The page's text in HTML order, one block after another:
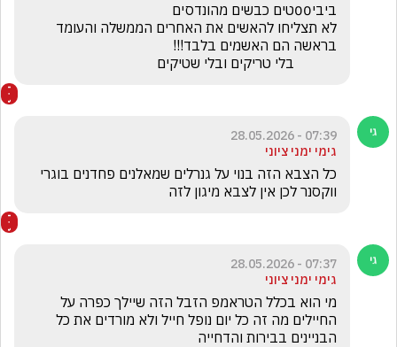
07:39 - 28.05.2026
גימי ימני ציוני
ווקסנר לכן אין לצבא מיגון לזה
07:37 - 28.05.2026
גימי ימני ציוני
הבניינים בבירות והדחייה